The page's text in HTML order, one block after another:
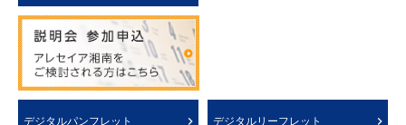
デジタルパンフレット デジタルリーフレット